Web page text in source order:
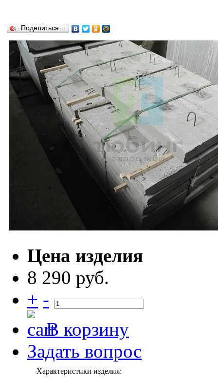
Поделиться…
Цена изделия
8 290 руб.
+ -
В корзину
Задать вопрос
Характеристики изделия: